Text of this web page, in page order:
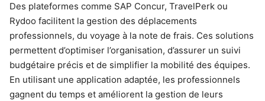
Des plateformes comme SAP Concur, TravelPerk ou
Rydoo facilitent la gestion des déplacements
professionnels, du voyage à la note de frais. Ces solutions
permettent d’optimiser l’organisation, d’assurer un suivi
budgétaire précis et de simplifier la mobilité des équipes.
En utilisant une application adaptée, les professionnels
gagnent du temps et améliorent la gestion de leurs